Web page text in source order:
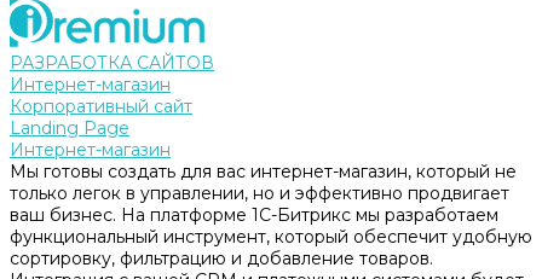
РАЗРАБОТКА САЙТОВ
Интернет-магазин
Корпоративный сайт
Landing Page
Интернет-магазин
Мы готовы создать для вас интернет-магазин, который не
только легок в управлении, но и эффективно продвигает
ваш бизнес. На платформе 1С-Битрикс мы разработаем
функциональный инструмент, который обеспечит удобную
сортировку, фильтрацию и добавление товаров.